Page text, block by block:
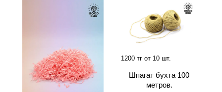
1200 тг от 10 шт.
Шпагат бухта 100
метров.